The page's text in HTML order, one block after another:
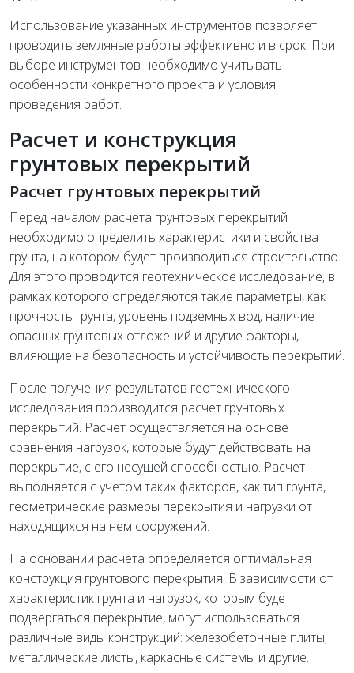
Использование указанных инструментов позволяет
проводить земляные работы эффективно и в срок. При
выборе инструментов необходимо учитывать
особенности конкретного проекта и условия
проведения работ.
Расчет и конструкция
грунтовых перекрытий
Расчет грунтовых перекрытий
Перед началом расчета грунтовых перекрытий
необходимо определить характеристики и свойства
грунта, на котором будет производиться строительство.
Для этого проводится геотехническое исследование, в
рамках которого определяются такие параметры, как
прочность грунта, уровень подземных вод, наличие
опасных грунтовых отложений и другие факторы,
влияющие на безопасность и устойчивость перекрытий.
После получения результатов геотехнического
исследования производится расчет грунтовых
перекрытий. Расчет осуществляется на основе
сравнения нагрузок, которые будут действовать на
перекрытие, с его несущей способностью. Расчет
выполняется с учетом таких факторов, как тип грунта,
геометрические размеры перекрытия и нагрузки от
находящихся на нем сооружений.
На основании расчета определяется оптимальная
конструкция грунтового перекрытия. В зависимости от
характеристик грунта и нагрузок, которым будет
подвергаться перекрытие, могут использоваться
различные виды конструкций: железобетонные плиты,
металлические листы, каркасные системы и другие.